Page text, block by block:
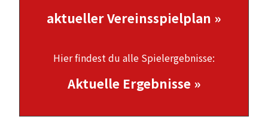
aktueller Vereinsspielplan »
Hier findest du alle Spielergebnisse:
Aktuelle Ergebnisse »